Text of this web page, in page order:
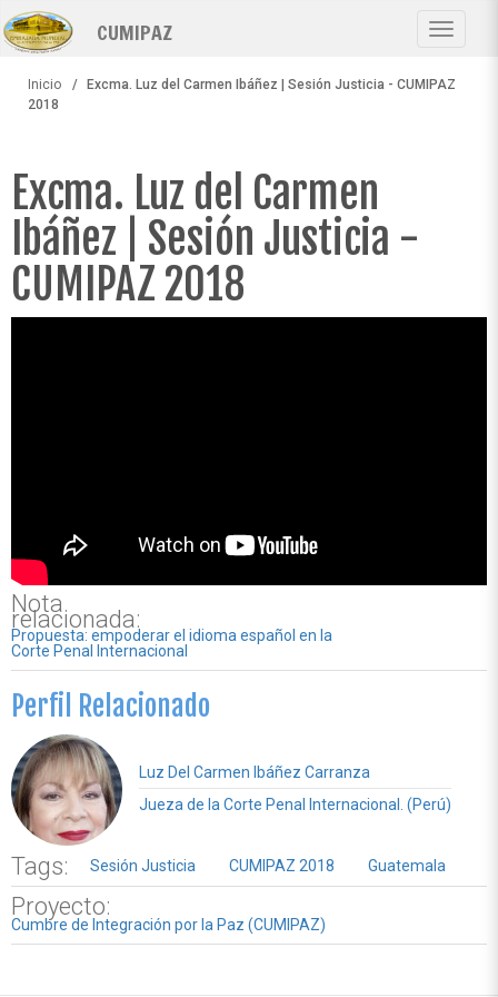
Pasar
al
contenido
Toggle
CUMIPAZ
Inicio
Excma. Luz del Carmen Ibáñez | Sesión Justicia - CUMIPAZ
2018
Excma. Luz del Carmen
Ibáñez | Sesión Justicia -
CUMIPAZ 2018
Nota
relacionada:
Propuesta: empoderar el idioma español en la
Corte Penal Internacional
Perfil Relacionado
Luz Del Carmen Ibáñez Carranza
Jueza de la Corte Penal Internacional. (Perú)
Tags: Sesión Justicia CUMIPAZ 2018 Guatemala
Proyecto:
Cumbre de Integración por la Paz (CUMIPAZ)